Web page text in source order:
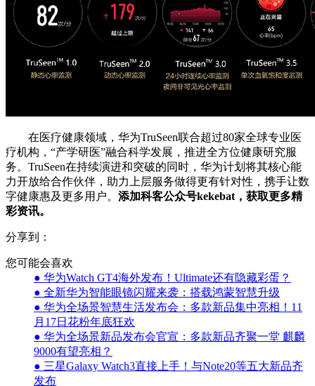
在医疗健康领域，华为TruSeen联合超过80家全球专业医
疗机构，“产学研医”融合科学发展，推进全方位健康研究服
务。TruSeen在持续演进和突破的同时，华为计划将其核心能
力开放给合作伙伴，助力上层服务做得更有针对性，携手让数
字健康惠及更多用户。 添加科客公众号kekebat，获取更多精
彩资讯。
分享到：
您可能会喜欢
● 华为Watch GT4海外发布！Ultimate还有隐藏彩蛋？
● 全新华为智能眼镜闪耀来袭：搭载鸿蒙智慧升级
● 华为全场景智慧生活发布会：多款新品集中亮相！11
月17日花粉年底狂欢
● 华为全场景新品发布会官宣：多款新品齐聚一堂 麒麟
9000有望亮相？
● 三星Galaxy Watch3直接上手！与Note20等五大新品齐
发布